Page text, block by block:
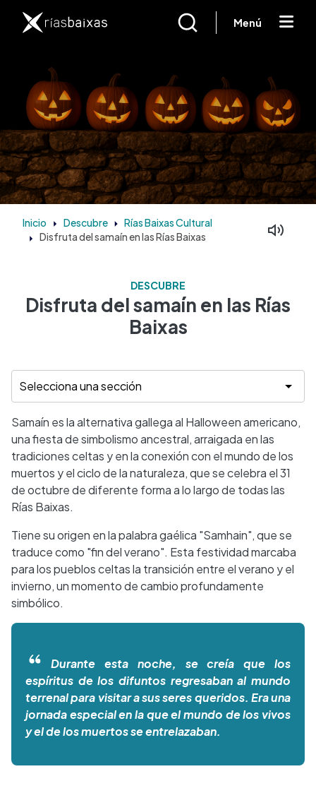
Menú
Inicio Descubre Rías Baixas Cultural
Disfruta del samaín en las Rías Baixas
DESCUBRE
Disfruta del samaín en las Rías
Baixas
Samaín es la alternativa gallega al Halloween americano,
una fiesta de simbolismo ancestral, arraigada en las
tradiciones celtas y en la conexión con el mundo de los
muertos y el ciclo de la naturaleza, que se celebra el 31
de octubre de diferente forma a lo largo de todas las
Rías Baixas.
Tiene su origen en la palabra gaélica "Samhain", que se
traduce como "fin del verano". Esta festividad marcaba
para los pueblos celtas la transición entre el verano y el
invierno, un momento de cambio profundamente
simbólico.
Durante esta noche, se creía que los
espíritus de los difuntos regresaban al mundo
terrenal para visitar a sus seres queridos. Era una
jornada especial en la que el mundo de los vivos
y el de los muertos se entrelazaban.